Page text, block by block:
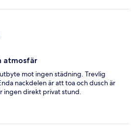
atmosfär
mot ingen städning. Trevlig
nackdelen är att toa och dusch är
ingen direkt privat stund.